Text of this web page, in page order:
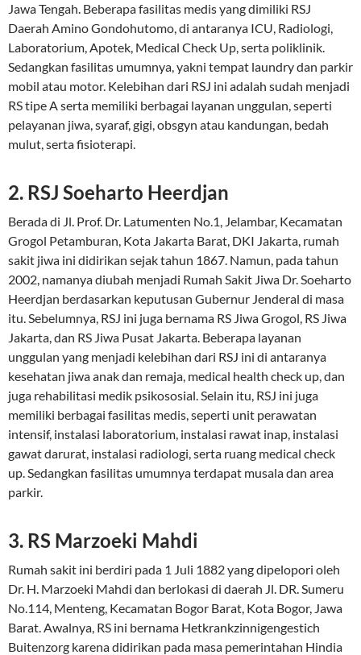
Jawa Tengah. Beberapa fasilitas medis yang dimiliki RSJ
Daerah Amino Gondohutomo, di antaranya ICU, Radiologi,
Laboratorium, Apotek, Medical Check Up, serta poliklinik.
Sedangkan fasilitas umumnya, yakni tempat laundry dan parkir
mobil atau motor. Kelebihan dari RSJ ini adalah sudah menjadi
RS tipe A serta memiliki berbagai layanan unggulan, seperti
pelayanan jiwa, syaraf, gigi, obsgyn atau kandungan, bedah
mulut, serta fisioterapi.
2. RSJ Soeharto Heerdjan
Berada di Jl. Prof. Dr. Latumenten No.1, Jelambar, Kecamatan
Grogol Petamburan, Kota Jakarta Barat, DKI Jakarta, rumah
sakit jiwa ini didirikan sejak tahun 1867. Namun, pada tahun
2002, namanya diubah menjadi Rumah Sakit Jiwa Dr. Soeharto
Heerdjan berdasarkan keputusan Gubernur Jenderal di masa
itu. Sebelumnya, RSJ ini juga bernama RS Jiwa Grogol, RS Jiwa
Jakarta, dan RS Jiwa Pusat Jakarta. Beberapa layanan
unggulan yang menjadi kelebihan dari RSJ ini di antaranya
kesehatan jiwa anak dan remaja, medical health check up, dan
juga rehabilitasi medik psikososial. Selain itu, RSJ ini juga
memiliki berbagai fasilitas medis, seperti unit perawatan
intensif, instalasi laboratorium, instalasi rawat inap, instalasi
gawat darurat, instalasi radiologi, serta ruang medical check
up. Sedangkan fasilitas umumnya terdapat musala dan area
parkir.
3. RS Marzoeki Mahdi
Rumah sakit ini berdiri pada 1 Juli 1882 yang dipelopori oleh
Dr. H. Marzoeki Mahdi dan berlokasi di daerah Jl. DR. Sumeru
No.114, Menteng, Kecamatan Bogor Barat, Kota Bogor, Jawa
Barat. Awalnya, RS ini bernama Hetkrankzinnigengestich
Buitenzorg karena didirikan pada masa pemerintahan Hindia